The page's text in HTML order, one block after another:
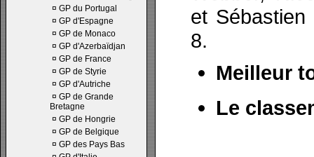
¤ GP du Portugal
¤ GP d'Espagne
¤ GP de Monaco
¤ GP d'Azerbaïdjan
¤ GP de France
¤ GP de Styrie
¤ GP d'Autriche
¤ GP de Grande
Bretagne
¤ GP de Hongrie
¤ GP de Belgique
¤ GP des Pays Bas
et
8.
Meilleur
Le